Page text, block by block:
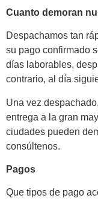
Cuanto demoran
Despachamos tan
su pago confirmado
días laborables,
contrario, al día
Una vez
entrega a la gran
ciudades pueden
consúltenos.
Pagos
Que tipos de pago